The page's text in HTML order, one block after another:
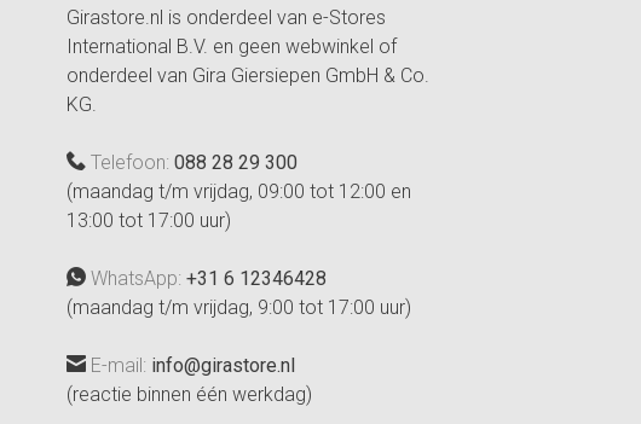
Girastore.nl is onderdeel van e-Stores
International B.V. en geen webwinkel of
onderdeel van Gira Giersiepen GmbH & Co.
KG.
Telefoon: 088 28 29 300
(maandag t/m vrijdag, 09:00 tot 12:00 en
13:00 tot 17:00 uur)
WhatsApp: +31 6 12346428
(maandag t/m vrijdag, 9:00 tot 17:00 uur)
E-mail: info@girastore.nl
(reactie binnen één werkdag)